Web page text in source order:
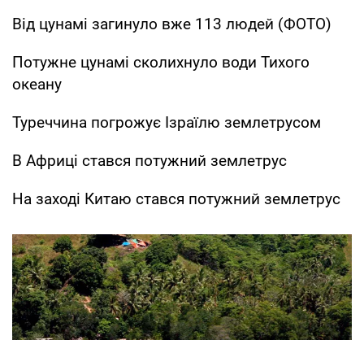
Від цунамі загинуло вже 113 людей (ФОТО)
Потужне цунамі сколихнуло води Тихого
океану
Туреччина погрожує Ізраїлю землетрусом
В Африці стався потужний землетрус
На заході Китаю стався потужний землетрус